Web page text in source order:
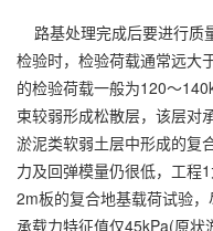
路基处理完成后要进行质
检验时，检验荷载通常远大
的检验荷载一般为120～
束较弱形成松散层，该层对
淤泥类软弱土层中形成的复
力及回弹模量仍很低，工程
2m板的复合地基载荷试验
承载力特征值仅45kPa(原状